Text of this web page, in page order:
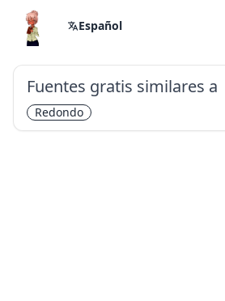
Español
Fuentes gratis similares a
Redondo